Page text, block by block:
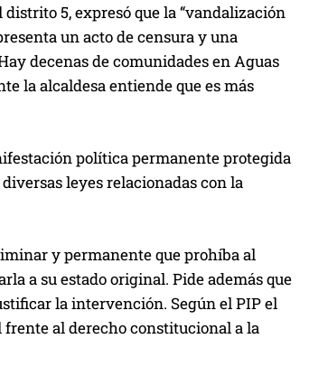
5, expresó que la “vandalización
un acto de censura y una
decenas de comunidades en Aguas
la alcaldesa entiende que es más
política permanente protegida
leyes relacionadas con la
y permanente que prohíba al
a su estado original. Pide además que
la intervención. Según el PIP el
al derecho constitucional a la